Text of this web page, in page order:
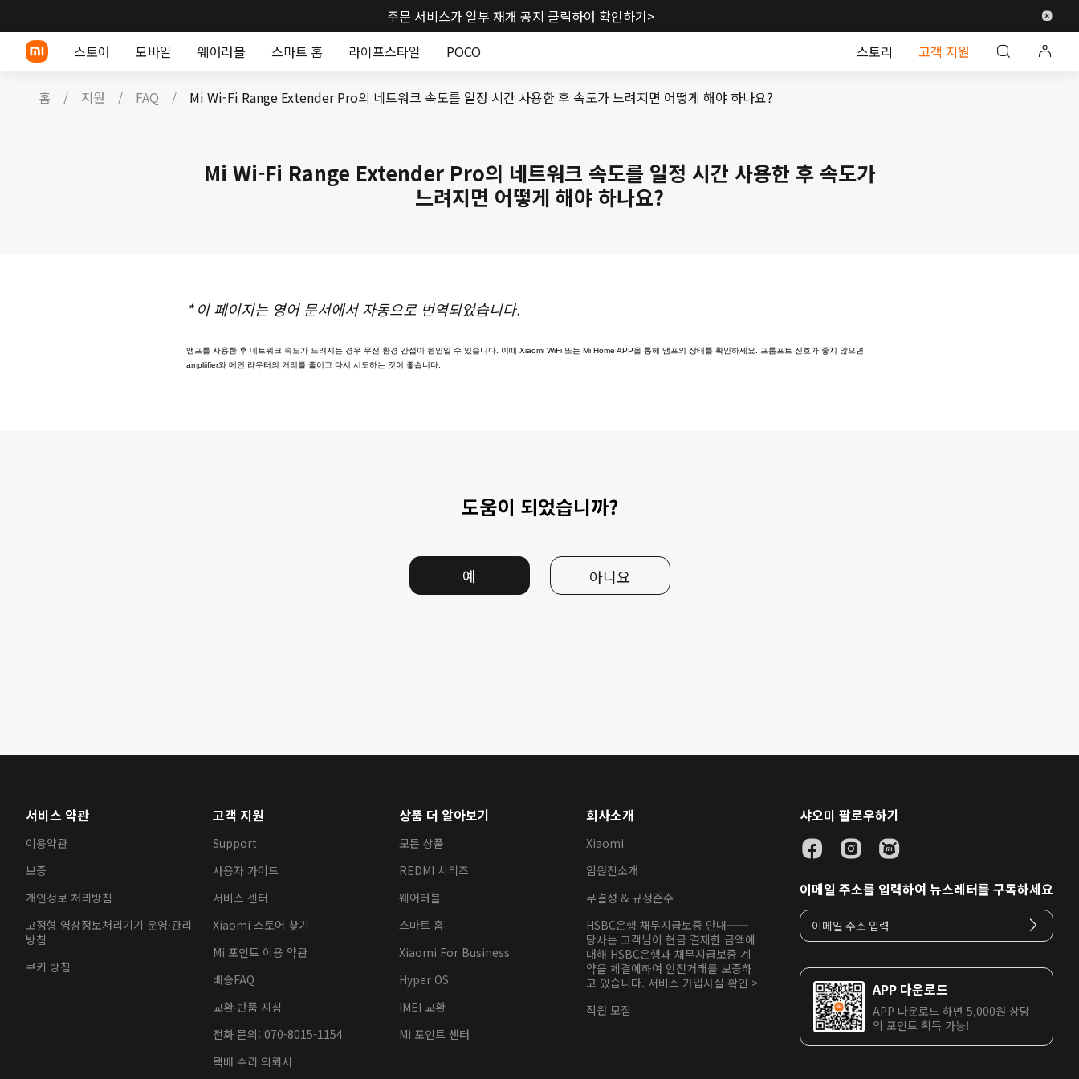
주문 서비스가 일부 재개 공지 클릭하여 확인하기>
스토어
모바일 웨어러블 스마트 홈 라이프스타일 POCO
Xiaomi 시리즈
스마트 워치
스토리 고객 지원
홈 / 지원 / FAQ / Mi Wi-Fi Range Extender Pro의 네트워크 속도를 일정 시간 사용한 후 속도가 느려지면 어떻게 해야 하나요?
Mi Wi-Fi Range Extender Pro의 네트워크 속도를 일정 시간 사용한 후 속도가
느려지면 어떻게 해야 하나요?
* 이 페이지는 영어 문서에서 자동으로 번역되었습니다.
앰프를 사용한 후 네트워크 속도가 느려지는 경우 무선 환경 간섭이 원인일 수 있습니다. 이때 Xiaomi WiFi 또는 Mi Home APP을 통해 앰프의 상태를 확인하세요. 프롬프트 신호가 좋지 않으면
ampliifier와 메인 라우터의 거리를 줄이고 다시 시도하는 것이 좋습니다.
도움이 되었습니까?
예 아니요
서비스 약관
이용약관
보증
개인정보 처리방침
고정형 영상정보처리기기 운영·관리
방침
쿠키 방침
고객 지원
Support
사용자 가이드
서비스 센터
Xiaomi 스토어 찾기
Mi 포인트 이용 약관
배송FAQ
교환∙반품 지침
전화 문의: 070-8015-1154
택배 수리 의뢰서
상품 더 알아보기
모든 상품
REDMI 시리즈
웨어러블
스마트 홈
Xiaomi For Business
Hyper OS
IMEI 교환
Mi 포인트 센터
회사소개
Xiaomi
임원진소개
무결성 & 규정준수
HSBC은행 채무지급보증 안내——
당사는 고객님이 현금 결제한 금액에
대해 HSBC은행과 채무지급보증 계
약을 체결에하여 안전거래를 보증하
고 있습니다. 서비스 가입사실 확인 >
직원 모집
샤오미 팔로우하기
이메일 주소를 입력하여 뉴스레터를 구독하세요
APP 다운로드
APP 다운로드 하면 5,000원 상당
의 포인트 획득 가능!